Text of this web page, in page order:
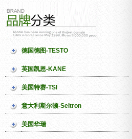
德国德图-TESTO
英国凯恩-KANE
美国特赛-TSI
意大利斯尔顿-Seitron
美国华瑞